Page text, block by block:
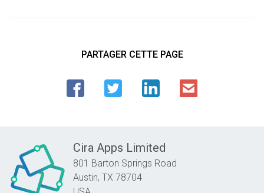
PARTAGER CETTE PAGE
Cira Apps Limited
801 Barton Springs Road
Austin, TX 78704